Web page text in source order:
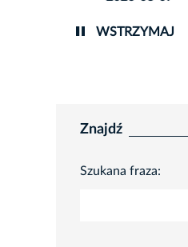
WSTRZYMAJ
Znajdź
Szukana fraza: